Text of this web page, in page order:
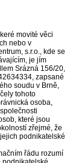
movité věci
nebo v
s.r.o., kde se
je jím
Srázná 156/20,
zapsané
soudu v Brně,
tohoto
osoba,
které jsou
zřejmé, že
podnikatelské
řádu rozumí